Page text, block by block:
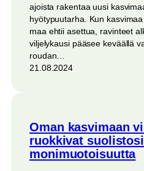
ajoista rakentaa uusi
hyötypuutarha. Kun
maa ehtii asettua, ravinteet
viljelykausi pääsee keväällä
roudan…
21.08.2024
Oman kasvimaan
ruokkivat suolistosi
monimuotoisuutta